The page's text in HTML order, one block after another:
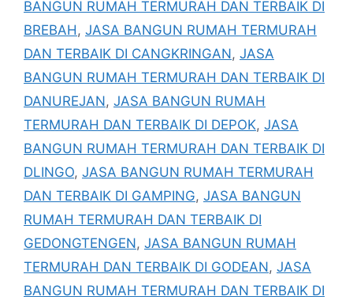
BANGUN RUMAH TERMURAH DAN TERBAIK DI
BREBAH , JASA BANGUN RUMAH TERMURAH
DAN TERBAIK DI CANGKRINGAN, JASA
BANGUN RUMAH TERMURAH DAN TERBAIK DI
DANUREJAN, JASA BANGUN RUMAH
TERMURAH DAN TERBAIK DI DEPOK, JASA
BANGUN RUMAH TERMURAH DAN TERBAIK DI
DLINGO, JASA BANGUN RUMAH TERMURAH
DAN TERBAIK DI GAMPING, JASA BANGUN
RUMAH TERMURAH DAN TERBAIK DI
GEDONGTENGEN, JASA BANGUN RUMAH
TERMURAH DAN TERBAIK DI GODEAN, JASA
BANGUN RUMAH TERMURAH DAN TERBAIK DI